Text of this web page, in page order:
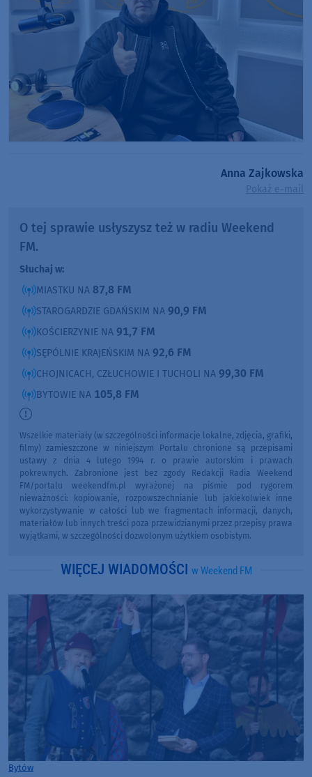
Anna Zajkowska
Pokaż e-mail
O tej sprawie usłyszysz też w radiu Weekend
FM.
Słuchaj w:
MIASTKU NA 87,8 FM
STAROGARDZIE GDAŃSKIM NA 90,9 FM
KOŚCIERZYNIE NA 91,7 FM
SĘPÓLNIE KRAJEŃSKIM NA 92,6 FM
CHOJNICACH, CZŁUCHOWIE I TUCHOLI NA 99,30 FM
BYTOWIE NA 105,8 FM
Wszelkie materiały (w szczególności informacje lokalne, zdjęcia, grafiki,
filmy) zamieszczone w niniejszym Portalu chronione są przepisami
ustawy z dnia 4 lutego 1994 r. o prawie autorskim i prawach
pokrewnych. Zabronione jest bez zgody Redakcji Radia Weekend
FM/portalu weekendfm.pl wyrażonej na piśmie pod rygorem
nieważności: kopiowanie, rozpowszechnianie lub jakiekolwiek inne
wykorzystywanie w całości lub we fragmentach informacji, danych,
materiałów lub innych treści poza przewidzianymi przez przepisy prawa
wyjątkami, w szczególności dozwolonym użytkiem osobistym.
WIĘCEJ WIADOMOŚCI w Weekend FM
Bytów